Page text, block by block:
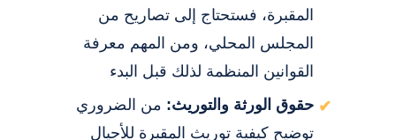
المقبرة، فستحتاج إلى تصاريح من
المجلس المحلي، ومن المهم معرفة
القوانين المنظمة لذلك قبل البدء
حقوق الورثة والتوريث: من الضروري
توضيح كيفية توريث المقبرة للأجيال